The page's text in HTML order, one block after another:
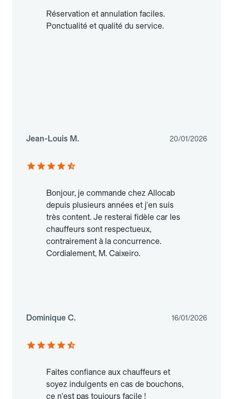
Réservation et annulation faciles.
Ponctualité et qualité du service.
Jean-Louis M. 20/01/2026
Bonjour, je commande chez Allocab
depuis plusieurs années et j'en suis
très content. Je resterai fidèle car les
chauffeurs sont respectueux,
contrairement à la concurrence.
Cordialement, M. Caixeiro.
Dominique C. 16/01/2026
Faites confiance aux chauffeurs et
soyez indulgents en cas de bouchons,
ce n'est pas toujours facile !